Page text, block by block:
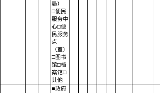
局）
□便民
服务中
心□便
民服务
点
（室）
□图书
馆□档
案馆□
其他
■政府